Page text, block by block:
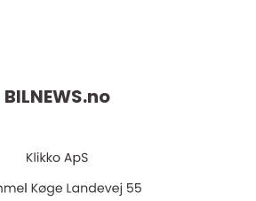
BILNEWS.no